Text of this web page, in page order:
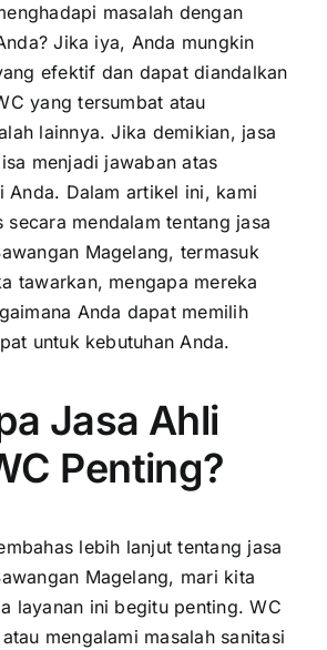
masalah dengan
Jika iya, Anda mungkin
efektif dan dapat diandalkan
yang tersumbat atau
lainnya. Jika demikian, jasa
menjadi jawaban atas
Anda. Dalam artikel ini, kami
secara mendalam tentang jasa
Magelang, termasuk
tawarkan, mengapa mereka
Anda dapat memilih
untuk kebutuhan Anda.
Jasa Ahli
Penting?
lebih lanjut tentang jasa
Magelang, mari kita
layanan ini begitu penting. WC
mengalami masalah sanitasi